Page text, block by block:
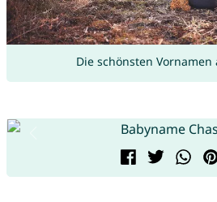
Die schönsten Vornamen